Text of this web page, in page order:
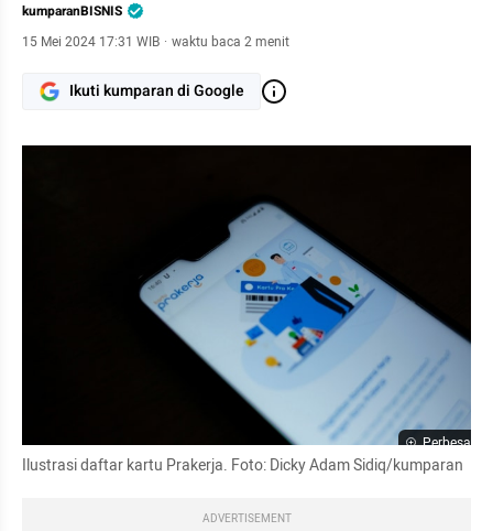
kumparanBISNIS
15 Mei 2024 17:31 WIB · waktu baca 2 menit
Ikuti kumparan di Google
Perbesar
Ilustrasi daftar kartu Prakerja. Foto: Dicky Adam Sidiq/kumparan
ADVERTISEMENT